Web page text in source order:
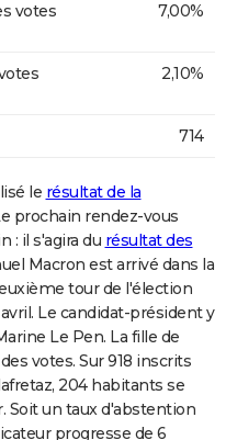
votes
7,00%
2,10%
714
le résultat de la
prochain rendez-vous
: il s'agira du résultat des
Macron est arrivé dans la
tour de l'élection
Le candidat-président y
Le Pen. La fille de
votes. Sur 918 inscrits
204 habitants se
Soit un taux d'abstention
progresse de 6